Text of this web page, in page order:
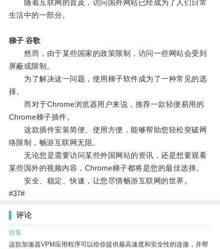
随着互联网的普及，访问国外网站已经成为了人们日常
生活中的一部分。
梯子 谷歌
然而，由于某些国家的政策限制，访问一些网站会受到
屏蔽或限制。
为了解决这一问题，使用梯子软件成为了一种常见的选
择。
而对于Chrome浏览器用户来说，推荐一款轻便易用的
Chrome梯子插件。
这款插件安装简便、使用方便，能够帮助您轻松突破网
络限制，畅游互联网无阻。
无论您是需要访问某些外国网站的资讯，还是想要观看
某些国外的视频内容，Chrome梯子都将是您的最佳选择。
安全、稳定、快速，让您尽情畅游互联网的世界。
#37#
评论
游客
这款加速器VPM应用程序可以给你提供最高速度和安全性的连接，并帮